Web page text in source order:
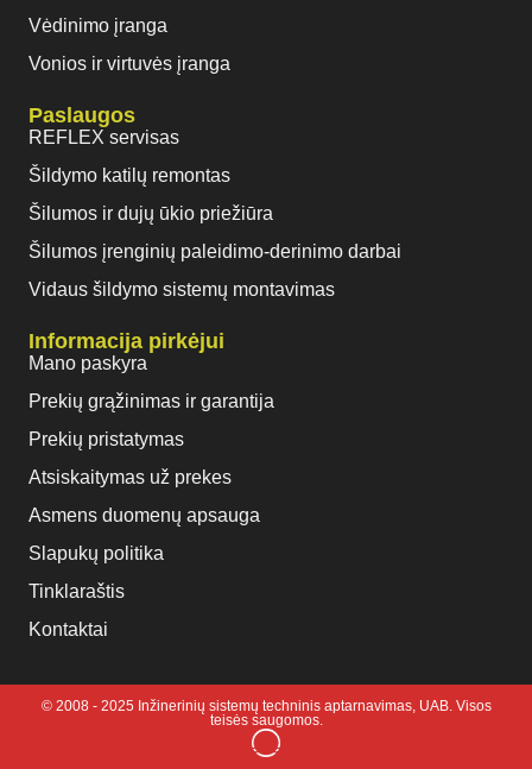
Vėdinimo įranga
Vonios ir virtuvės įranga
Paslaugos
REFLEX servisas
Šildymo katilų remontas
Šilumos ir dujų ūkio priežiūra
Šilumos įrenginių paleidimo-derinimo darbai
Vidaus šildymo sistemų montavimas
Informacija pirkėjui
Mano paskyra
Prekių grąžinimas ir garantija
Prekių pristatymas
Atsiskaitymas už prekes
Asmens duomenų apsauga
Slapukų politika
Tinklaraštis
Kontaktai
© 2008 - 2025 Inžinerinių sistemų techninis aptarnavimas, UAB. Visos
teisės saugomos.